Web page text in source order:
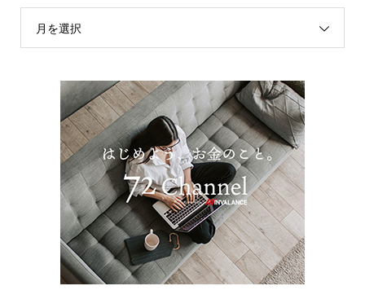
月を選択